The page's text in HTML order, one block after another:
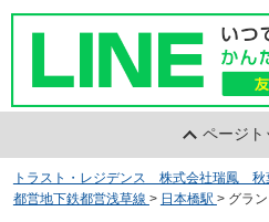
ページト
トラスト・レジデンス 株式会社瑞鳳 秋
都営地下鉄都営浅草線 > 日本橋駅 > グラ